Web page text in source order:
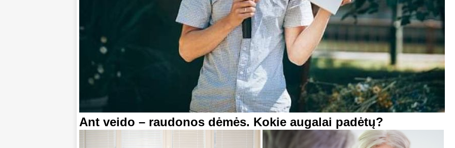
Ant veido – raudonos dėmės. Kokie augalai padėtų?